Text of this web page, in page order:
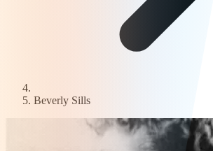
Beverly Sills